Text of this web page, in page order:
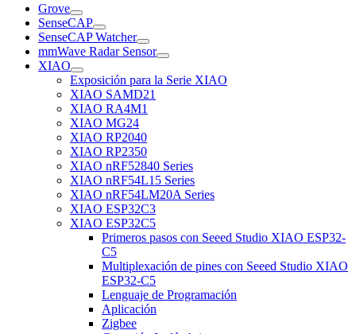
Grove
SenseCAP
SenseCAP Watcher
mmWave Radar Sensor
XIAO
Exposición para la Serie XIAO
XIAO SAMD21
XIAO RA4M1
XIAO MG24
XIAO RP2040
XIAO RP2350
XIAO nRF52840 Series
XIAO nRF54L15 Series
XIAO nRF54LM20A Series
XIAO ESP32C3
XIAO ESP32C5
Primeros pasos con Seeed Studio XIAO ESP32-
C5
Multiplexación de pines con Seeed Studio XIAO
ESP32-C5
Lenguaje de Programación
Aplicación
Zigbee